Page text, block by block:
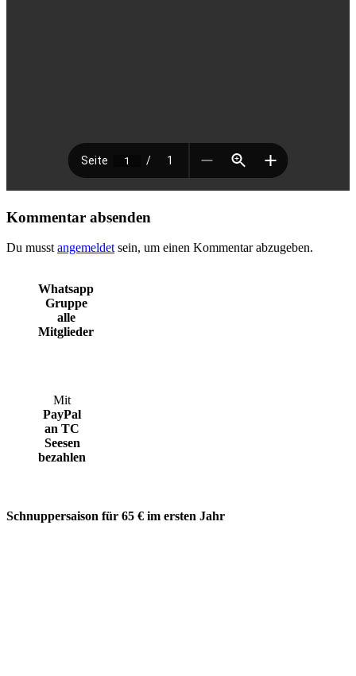
Kommentar absenden
Du musst angemeldet sein, um einen Kommentar abzugeben.
Whatsapp
Gruppe
alle
Mitglieder
Mit
PayPal
an TC
Seesen
bezahlen
Schnuppersaison für 65 € im ersten Jahr